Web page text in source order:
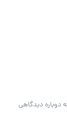
دوباره دیدگاهی